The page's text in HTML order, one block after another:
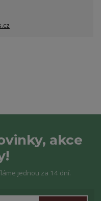
akce
jednou za 14 dní.